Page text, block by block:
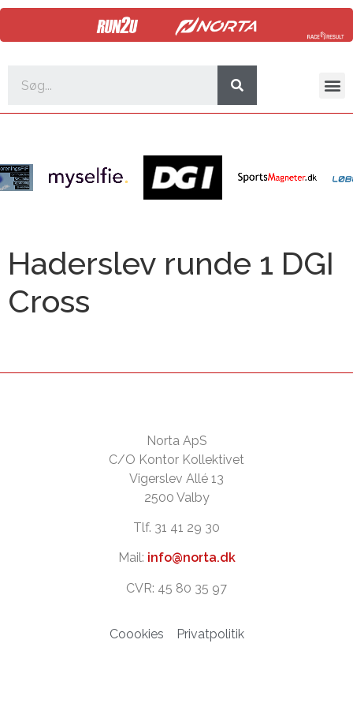
Haderslev runde 1 DGI
Cross
Norta ApS
C/O Kontor Kollektivet
Vigerslev Allé 13
2500 Valby
Tlf. 31 41 29 30
Mail: info@norta.dk
CVR: 45 80 35 97
Coookies Privatpolitik